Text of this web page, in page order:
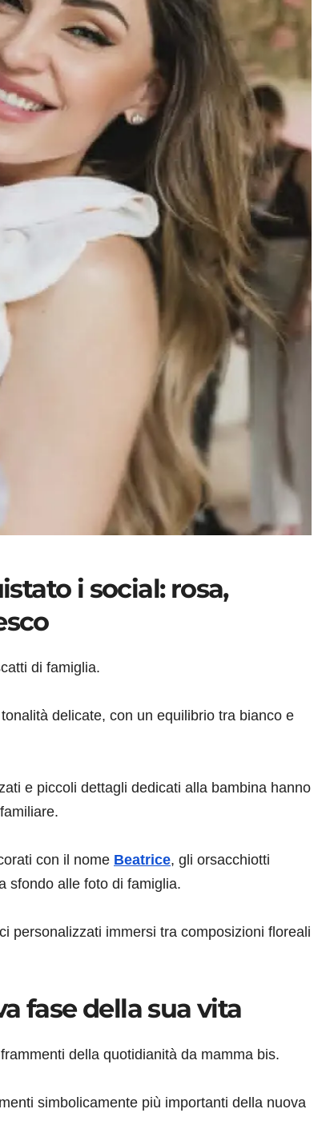
i social: rosa,
di famiglia.
delicate, con un equilibrio tra bianco e
e piccoli dettagli dedicati alla bambina hanno
con il nome Beatrice, gli orsacchiotti
sfondo alle foto di famiglia.
personalizzati immersi tra composizioni floreali
fase della sua vita
della quotidianità da mamma bis.
simbolicamente più importanti della nuova